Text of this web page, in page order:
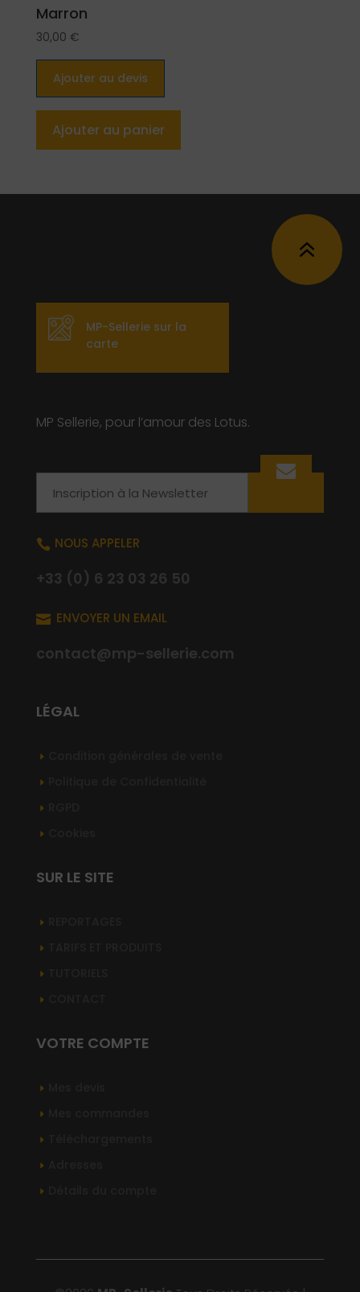
Marron
30,00 €
Ajouter au devis
Ajouter au panier
6
MP-Sellerie sur la
carte
MP Sellerie, pour l’amour des Lotus.
 NOUS APPELER
+33 (0) 6 23 03 26 50
 ENVOYER UN EMAIL
contact@mp-sellerie.com
LÉGAL
SUR LE SITE
VOTRE COMPTE